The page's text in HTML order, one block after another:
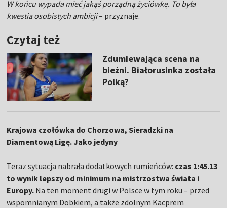
W końcu wypada mieć jakąś porządną życiówkę. To była
kwestia osobistych ambicji– przyznaje.
Czytaj też
Zdumiewająca scena na
bieżni. Białorusinka została
Polką?
Krajowa czołówka do Chorzowa, Sieradzki na
Diamentową Ligę. Jako jedyny
Teraz sytuacja nabrała dodatkowych rumieńców: czas 1:45.13
to wynik lepszy od minimum na mistrzostwa świata i
Europy. Na ten moment drugi w Polsce w tym roku – przed
wspomnianym Dobkiem, a także zdolnym Kacprem